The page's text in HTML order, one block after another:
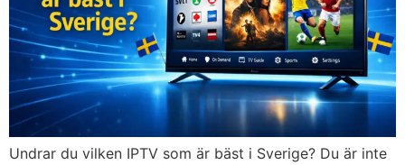
Undrar du vilken IPTV som är bäst i Sverige? Du är inte